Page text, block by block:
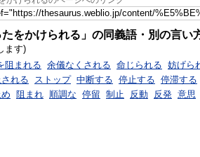
たをかけられる」の同義語・別の言
ます)
阻まれる 余儀なくされる 命じられる 妨げら
れる ストップ 中断する 停止する 停滞する
阻まれ 順調な 停留 制止 反動 反発 意思